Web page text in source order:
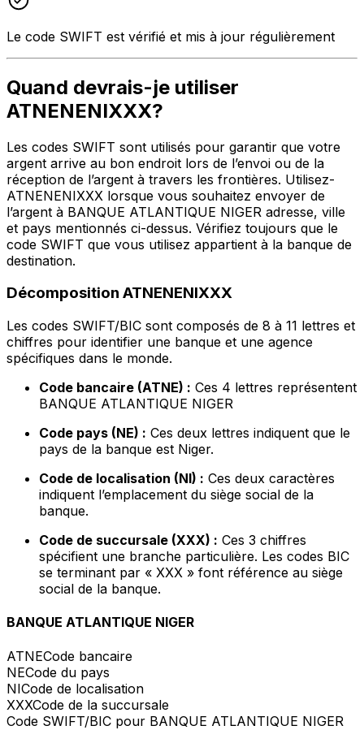
Le code SWIFT est vérifié et mis à jour régulièrement
Quand devrais-je utiliser
ATNENENIXXX?
Les codes SWIFT sont utilisés pour garantir que votre
argent arrive au bon endroit lors de l’envoi ou de la
réception de l’argent à travers les frontières. Utilisez-
ATNENENIXXX lorsque vous souhaitez envoyer de
l’argent à BANQUE ATLANTIQUE NIGER adresse, ville
et pays mentionnés ci-dessus. Vérifiez toujours que le
code SWIFT que vous utilisez appartient à la banque de
destination.
Décomposition ATNENENIXXX
Les codes SWIFT/BIC sont composés de 8 à 11 lettres et
chiffres pour identifier une banque et une agence
spécifiques dans le monde.
Code bancaire (ATNE) : Ces 4 lettres représentent
BANQUE ATLANTIQUE NIGER
Code pays (NE) : Ces deux lettres indiquent que le
pays de la banque est Niger.
Code de localisation (NI) : Ces deux caractères
indiquent l’emplacement du siège social de la
banque.
Code de succursale (XXX) : Ces 3 chiffres
spécifient une branche particulière. Les codes BIC
se terminant par « XXX » font référence au siège
social de la banque.
BANQUE ATLANTIQUE NIGER
ATNECode bancaire
NECode du pays
NICode de localisation
XXXCode de la succursale
Code SWIFT/BIC pour BANQUE ATLANTIQUE NIGER